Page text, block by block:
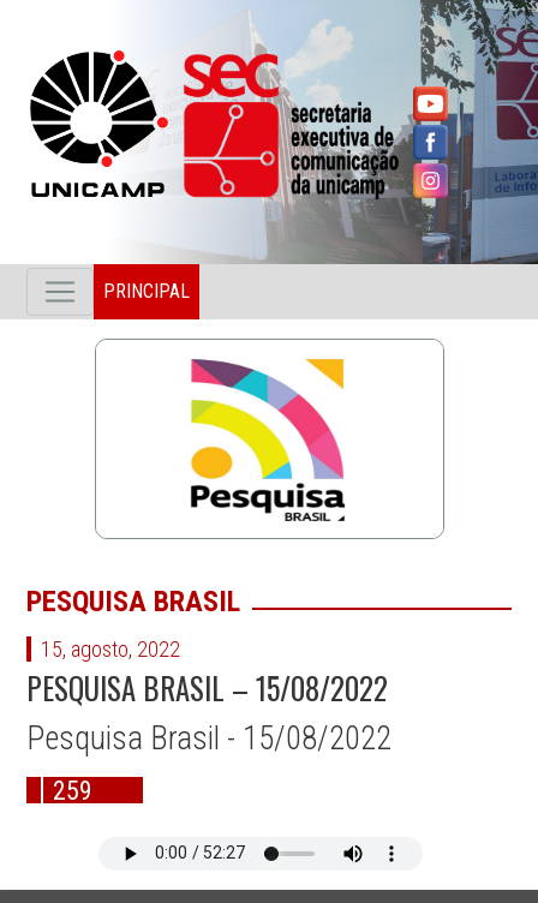
PRINCIPAL
PESQUISA BRASIL
15, agosto, 2022
PESQUISA BRASIL – 15/08/2022
Pesquisa Brasil - 15/08/2022
259